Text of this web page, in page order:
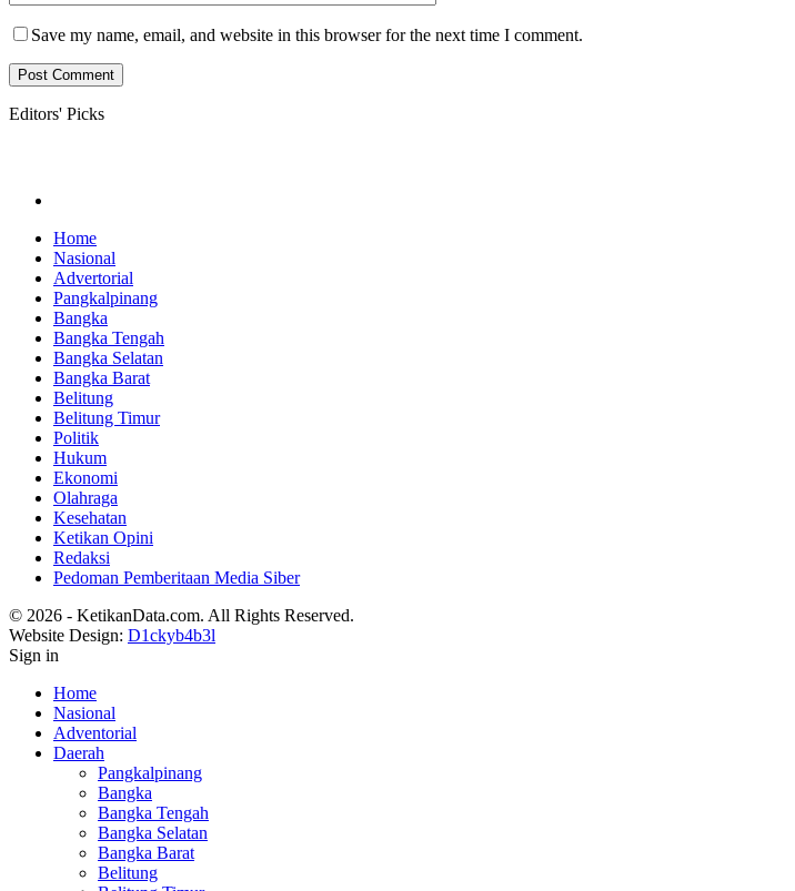
Save my name, email, and website in this browser for the next time I comment.
Editors' Picks
Home
Nasional
Advertorial
Pangkalpinang
Bangka
Bangka Tengah
Bangka Selatan
Bangka Barat
Belitung
Belitung Timur
Politik
Hukum
Ekonomi
Olahraga
Kesehatan
Ketikan Opini
Redaksi
Pedoman Pemberitaan Media Siber
© 2026 - KetikanData.com. All Rights Reserved.
Website Design: D1ckyb4b3l
Sign in
Home
Nasional
Adventorial
Daerah
Pangkalpinang
Bangka
Bangka Tengah
Bangka Selatan
Bangka Barat
Belitung